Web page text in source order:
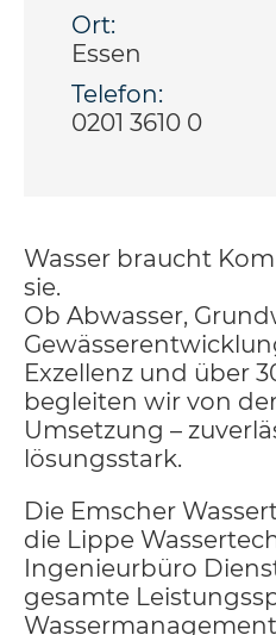
Wasser braucht
sie.
Ob Abwasser,
Exzellenz und über
begleiten wir von
Umsetzung –
lösungsstark.
Die Emscher
die Lippe
Ingenieurbüro
gesamte
Ort:
Essen
Telefon:
0201 3610 0